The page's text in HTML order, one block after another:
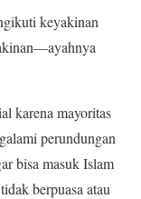
keyakinan
karena mayoritas
perundungan
bisa masuk Islam
berpuasa atau